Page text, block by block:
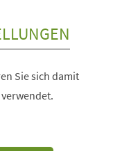
Sie sich damit